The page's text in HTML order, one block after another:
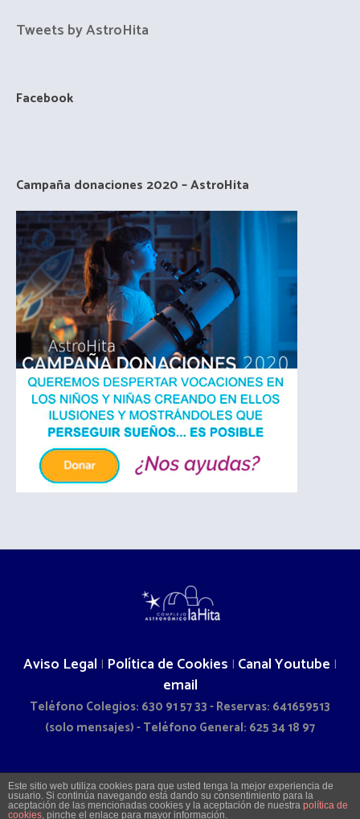
Tweets by AstroHita
Facebook
Campaña donaciones 2020 – AstroHita
Aviso Legal | Política de Cookies | Canal Youtube |
email
Teléfono Colegios: 630 91 57 33 - Reservas: 641659513
(solo mensajes) - Teléfono General: 625 34 18 97
2026 © COMPLEJO ASTRONÓMICO LA HITA - CAMINO DOÑA
SOL S/N - LA VILLA DE DON FADRIQUE (TOLEDO)
Este sitio web utiliza cookies para que usted tenga la mejor experiencia de
usuario. Si continúa navegando está dando su consentimiento para la
aceptación de las mencionadas cookies y la aceptación de nuestra política de
cookies, pinche el enlace para mayor información.